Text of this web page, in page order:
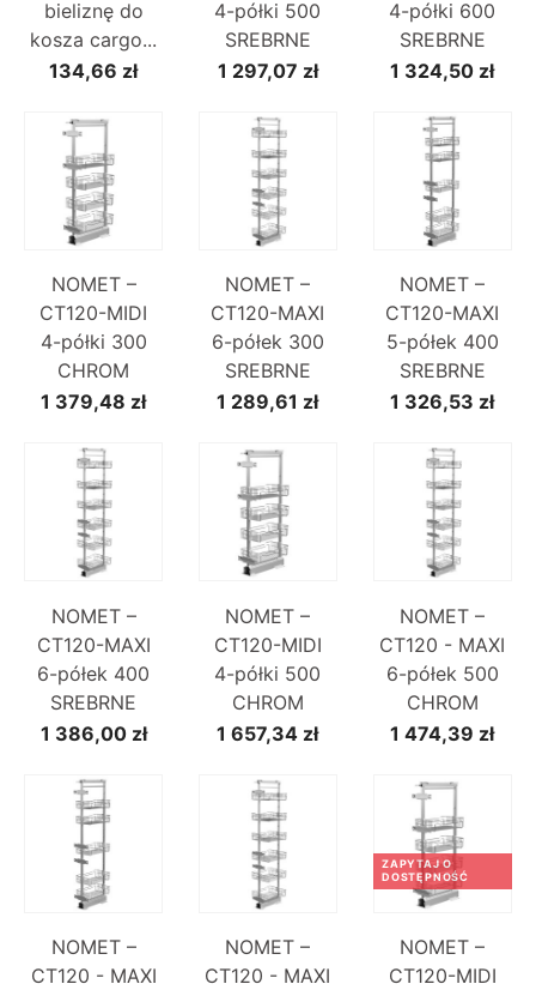
bieliznę do
kosza cargo...
134,66 zł
4-półki 500
SREBRNE
1 297,07 zł
4-półki 600
SREBRNE
1 324,50 zł
NOMET –
CT120-MIDI
4-półki 300
CHROM
1 379,48 zł
NOMET –
CT120-MAXI
6-półek 300
SREBRNE
1 289,61 zł
NOMET –
CT120-MAXI
5-półek 400
SREBRNE
1 326,53 zł
NOMET –
CT120-MAXI
6-półek 400
SREBRNE
1 386,00 zł
NOMET –
CT120-MIDI
4-półki 500
CHROM
1 657,34 zł
NOMET –
CT120 - MAXI
6-półek 500
CHROM
1 474,39 zł
NOMET –
CT120 - MAXI
NOMET –
CT120 - MAXI
NOMET –
CT120-MIDI
ZAPYTAJ O
DOSTĘPNOŚĆ